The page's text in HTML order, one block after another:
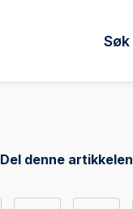
Søk
Del denne artikkelen